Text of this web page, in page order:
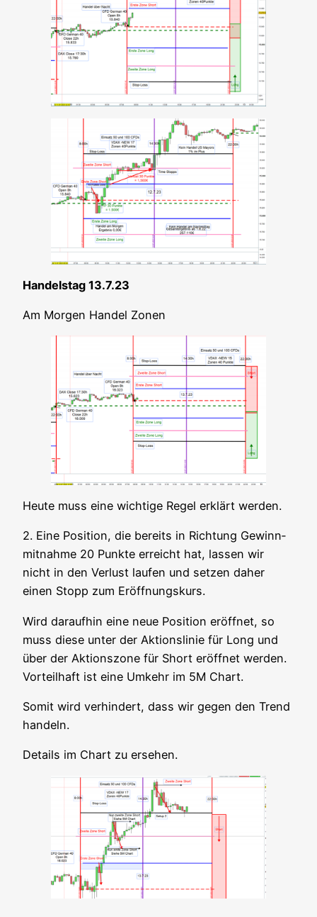
Han­dels­tag 13.7.23
Am Mor­gen Han­del Zonen
Heu­te muss eine wich­ti­ge Regel erklärt werden.
2. Eine Posi­ti­on, die bereits in Rich­tung Gewinn­
mit­nah­me 20 Punk­te erreicht hat, las­sen wir
nicht in den Ver­lust lau­fen und set­zen daher
einen Stopp zum Eröffnungskurs.
Wird dar­auf­hin eine neue Posi­ti­on eröff­net, so
muss die­se unter der Akti­ons­li­nie für Long und
über der Akti­ons­zo­ne für Short eröff­net wer­den.
Vor­teil­haft ist eine Umkehr im 5M Chart.
Somit wird ver­hin­dert, dass wir gegen den Trend
handeln.
Details im Chart zu ersehen.